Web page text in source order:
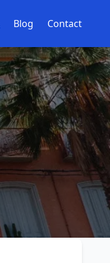
Blog Contact